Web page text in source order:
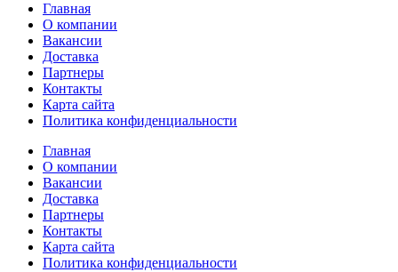
Главная
О компании
Вакансии
Доставка
Партнеры
Контакты
Карта сайта
Политика конфиденциальности
Главная
О компании
Вакансии
Доставка
Партнеры
Контакты
Карта сайта
Политика конфиденциальности